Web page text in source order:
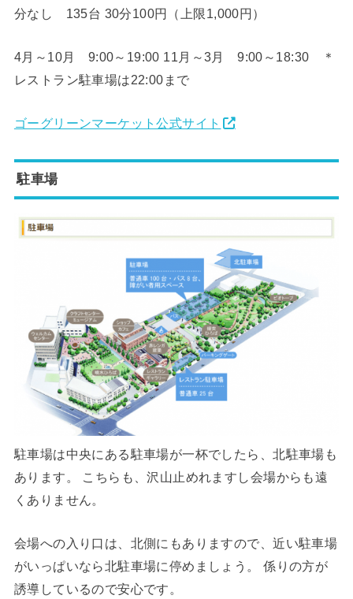
分なし 135台 30分100円（上限1,000円）
4月～10月 9:00～19:00 11月～3月 9:00～18:30 ＊
レストラン駐車場は22:00まで
ゴーグリーンマーケット公式サイト
駐車場
駐車場は中央にある駐車場が一杯でしたら、北駐車場も
あります。 こちらも、沢山止めれますし会場からも遠
くありません。
会場への入り口は、北側にもありますので、近い駐車場
がいっぱいなら北駐車場に停めましょう。 係りの方が
誘導しているので安心です。